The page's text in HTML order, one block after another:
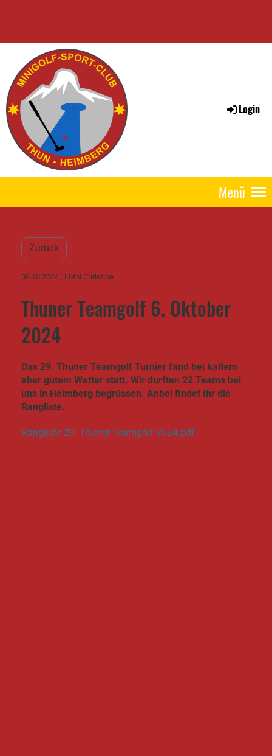
Login
Menü
Zurück
06.10.2024 , Lüthi Christine
Thuner Teamgolf 6. Oktober
2024
Das 29. Thuner Teamgolf Turnier fand bei kaltem
aber gutem Wetter statt. Wir durften 22 Teams bei
uns in Heimberg begrüssen. Anbei findet Ihr die
Rangliste.
Rangliste 29. Thuner Teamgolf 2024.pdf